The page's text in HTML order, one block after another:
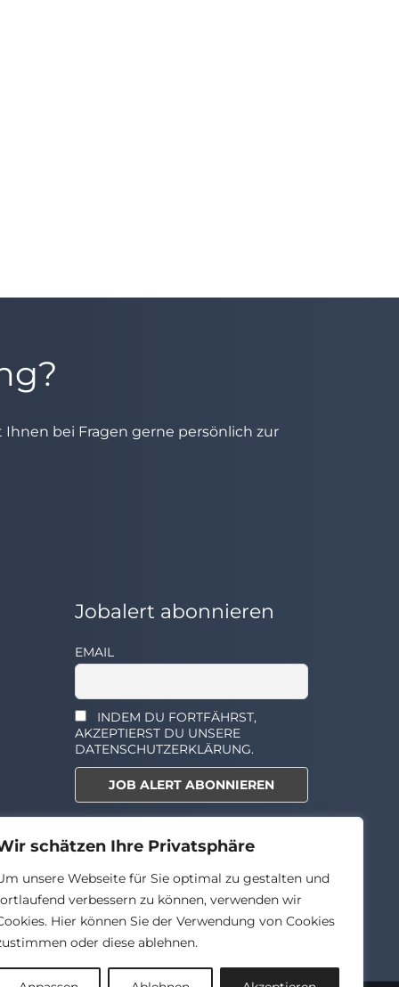
schätzen Ihre Privatsphäre
unsere Webseite für Sie optimal zu gestalten und
verbessern zu können, verwenden wir
Hier können Sie der Verwendung von Cookies
oder diese ablehnen.
Ihnen bei Fragen gerne persönlich zur
Jobalert abonnieren
EMAIL
INDEM DU FORTFÄHRST,
AKZEPTIERST DU UNSERE
DATENSCHUTZERKLÄRUNG.
Select the widget you want to